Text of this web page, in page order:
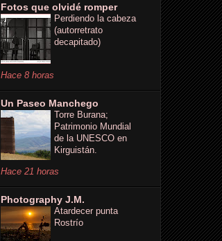
Fotos que olvidé romper
Perdiendo la cabeza
(autorretrato
decapitado)
Hace 8 horas
Un Paseo Manchego
Torre Burana;
Patrimonio Mundial
de la UNESCO en
Kirguistán.
Hace 21 horas
Photography J.M.
Atardecer punta
Rostrío